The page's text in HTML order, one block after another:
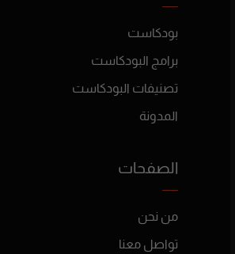
بودكاست
برامج البودكاست
تصنيفات البودكاست
المدونة
الصفحات
من نحن
تواصل معنا